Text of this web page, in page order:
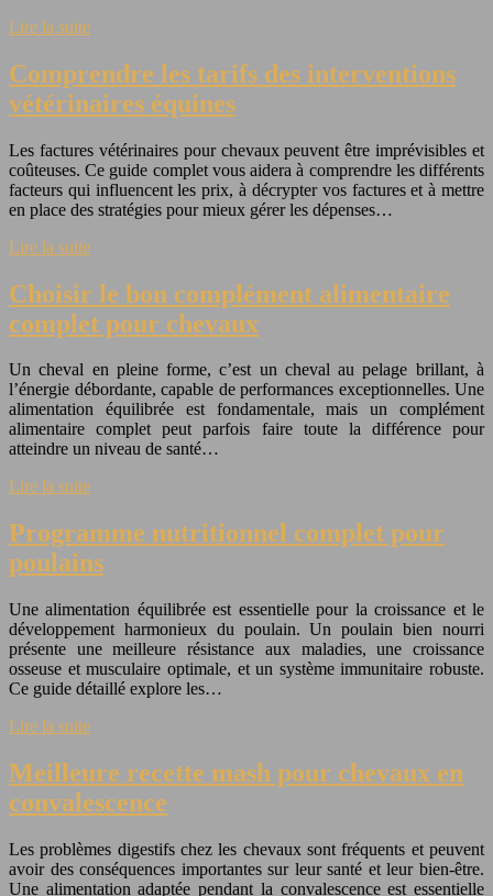
Lire la suite
Comprendre les tarifs des interventions
vétérinaires équines
Les factures vétérinaires pour chevaux peuvent être imprévisibles et
coûteuses. Ce guide complet vous aidera à comprendre les différents
facteurs qui influencent les prix, à décrypter vos factures et à mettre
en place des stratégies pour mieux gérer les dépenses…
Lire la suite
Choisir le bon complément alimentaire
complet pour chevaux
Un cheval en pleine forme, c’est un cheval au pelage brillant, à
l’énergie débordante, capable de performances exceptionnelles. Une
alimentation équilibrée est fondamentale, mais un complément
alimentaire complet peut parfois faire toute la différence pour
atteindre un niveau de santé…
Lire la suite
Programme nutritionnel complet pour
poulains
Une alimentation équilibrée est essentielle pour la croissance et le
développement harmonieux du poulain. Un poulain bien nourri
présente une meilleure résistance aux maladies, une croissance
osseuse et musculaire optimale, et un système immunitaire robuste.
Ce guide détaillé explore les…
Lire la suite
Meilleure recette mash pour chevaux en
convalescence
Les problèmes digestifs chez les chevaux sont fréquents et peuvent
avoir des conséquences importantes sur leur santé et leur bien-être.
Une alimentation adaptée pendant la convalescence est essentielle